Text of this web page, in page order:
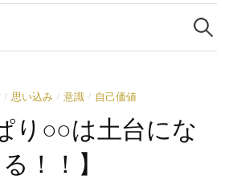
検
索:
/ 思い込み / 意識 / 自己価値
り○○は土台にな
る！！】